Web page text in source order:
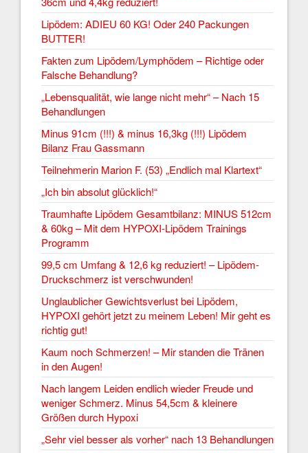
Lipödem: ADIEU 60 KG! Oder 240 Packungen
BUTTER!
Fakten zum Lipödem/Lymphödem – Richtige oder
Falsche Behandlung?
„Lebensqualität, wie lange nicht mehr“ – Nach 15
Behandlungen
Minus 91cm (!!!) & minus 16,3kg (!!!) Lipödem
Bilanz Frau Gassmann
Teilnehmerin Marion F. (53) „Endlich mal Klartext“
„Ich bin absolut glücklich!“
Traumhafte Lipödem Gesamtbilanz: MINUS 512cm
& 60kg – Mit dem HYPOXI-Lipödem Trainings
Programm
99,5 cm Umfang & 12,6 kg reduziert! – Lipödem-
Druckschmerz ist verschwunden!
Unglaublicher Gewichtsverlust bei Lipödem,
HYPOXI gehört jetzt zu meinem Leben! Mir geht es
richtig gut!
Kaum noch Schmerzen! – Mir standen die Tränen
in den Augen!
Nach langem Leiden endlich wieder Freude und
weniger Schmerz. Minus 54,5cm & kleinere
Größen durch Hypoxi
„Sehr viel besser als vorher“ nach 13 Behandlungen